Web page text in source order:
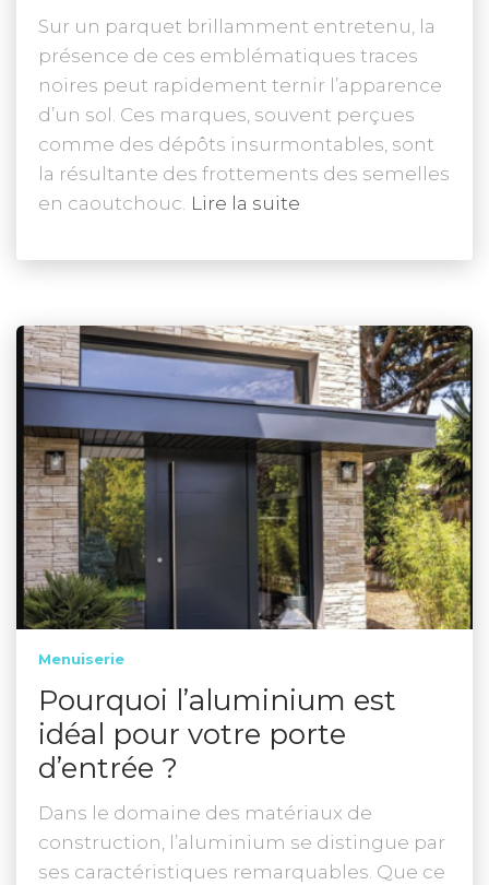
Sur un parquet brillamment entretenu, la
présence de ces emblématiques traces
noires peut rapidement ternir l’apparence
d’un sol. Ces marques, souvent perçues
comme des dépôts insurmontables, sont
la résultante des frottements des semelles
en caoutchouc. Lire la suite
Menuiserie
Pourquoi l’aluminium est
idéal pour votre porte
d’entrée ?
Dans le domaine des matériaux de
construction, l’aluminium se distingue par
ses caractéristiques remarquables. Que ce